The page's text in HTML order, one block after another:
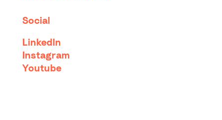
Social
LinkedIn
Instagram
Youtube